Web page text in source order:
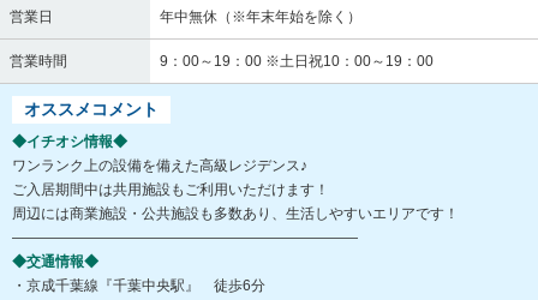
営業日 年中無休（※年末年始を除く）
営業時間 9：00～19：00 ※土日祝10：00～19：00
オススメコメント
◆イチオシ情報◆
ワンランク上の設備を備えた高級レジデンス♪
ご入居期間中は共用施設もご利用いただけます！
周辺には商業施設・公共施設も多数あり、生活しやすいエリアです！
――――――――――――――――――――――――
◆交通情報◆
・京成千葉線『千葉中央駅』 徒歩6分